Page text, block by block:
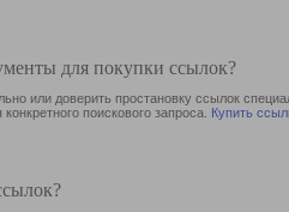
для покупки ссылок?
или доверить простановку ссылок
поискового запроса. Купить